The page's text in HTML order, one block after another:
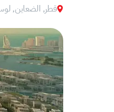
قطر, الضعاين,